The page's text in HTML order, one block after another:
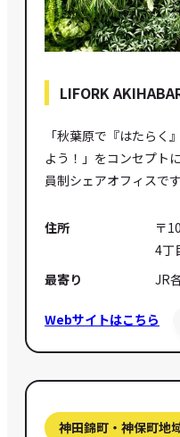
LIFORK
「秋葉原で『はたらく
よう！」をコンセプト
員制シェアオフィスです
住所
〒
4丁
最寄り
JR
Webサイトはこちら
神田錦町・神保町地